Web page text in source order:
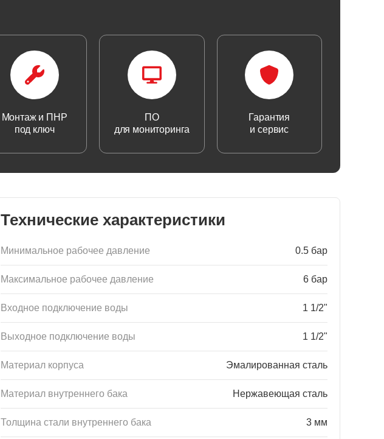
Монтаж и ПНР
под ключ
ПО
для мониторинга
Гарантия
и сервис
Технические характеристики
Минимальное рабочее давление 0.5 бар
Максимальное рабочее давление 6 бар
Входное подключение воды 1 1/2"
Выходное подключение воды 1 1/2"
Материал корпуса Эмалированная сталь
Материал внутреннего бака Нержавеющая сталь
Толщина стали внутреннего бака 3 мм